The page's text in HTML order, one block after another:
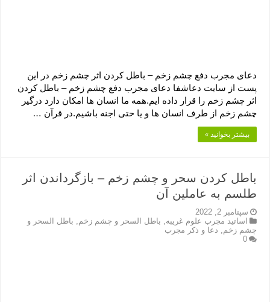
دعای مجرب دفع چشم زخم – باطل کردن اثر چشم زخم در این
پست از سایت دعاشفا دعای مجرب دفع چشم زخم – باطل کردن
اثر چشم زخم را قرار داده ایم.همه ما انسان ها امکان دارد درگیر
چشم زخم از طرف انسان ها و یا حتی اجنه باشیم.در قرآن …
بیشتر بخوانید »
باطل کردن سحر و چشم زخم – بازگرداندن اثر
طلسم به عاملین آن
سپتامبر 2, 2022
اساتید مجرب علوم غریبه, باطل السحر و چشم زخم, باطل السحر و
چشم زخم, دعا و ذکر مجرب
0